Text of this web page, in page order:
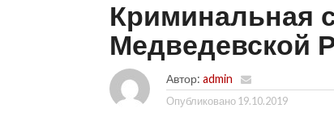
Криминальная
Медведевской
Автор: admin
Опубликовано 19.10.2019